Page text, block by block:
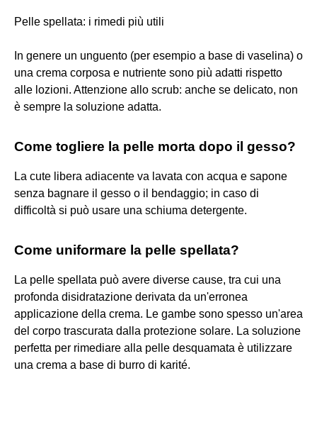
Pelle spellata: i rimedi più utili
In genere un unguento (per esempio a base di vaselina) o
una crema corposa e nutriente sono più adatti rispetto
alle lozioni. Attenzione allo scrub: anche se delicato, non
è sempre la soluzione adatta.
Come togliere la pelle morta dopo il gesso?
La cute libera adiacente va lavata con acqua e sapone
senza bagnare il gesso o il bendaggio; in caso di
difficoltà si può usare una schiuma detergente.
Come uniformare la pelle spellata?
La pelle spellata può avere diverse cause, tra cui una
profonda disidratazione derivata da un'erronea
applicazione della crema. Le gambe sono spesso un'area
del corpo trascurata dalla protezione solare. La soluzione
perfetta per rimediare alla pelle desquamata è utilizzare
una crema a base di burro di karité.